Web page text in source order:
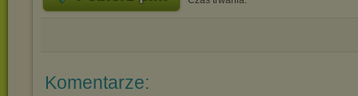
Komentarze: